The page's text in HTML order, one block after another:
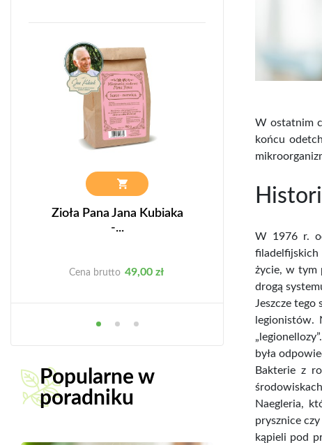
Zioła Pana Jana Kubiaka
-...
Cena brutto Cena
49,00 zł Cena brutto
Popularne w
poradniku
W ostatnim
końcu
W 1976 r.
filadelfijskich
życie, w tym
drogą
Jeszcze
legionistów.
była
Bakterie z
Naegleria,
prysznice
kąpieli pod